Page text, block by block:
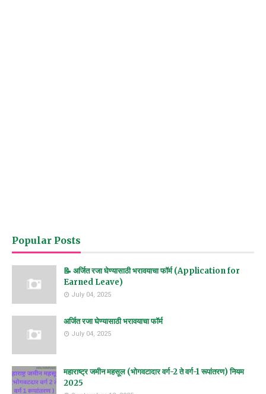
Popular Posts
📝 अर्जित रजा घेण्यासाठी भरावयाचा फॉर्म (Application for
Earned Leave)
July 04, 2025
अर्जित रजा घेण्यासाठी भरावयाचा फॉर्म
July 04, 2025
महाराष्ट्र जमीन महसूल (भोगवटादार वर्ग-2 ते वर्ग-1 रूपांतरण) नियम
2025